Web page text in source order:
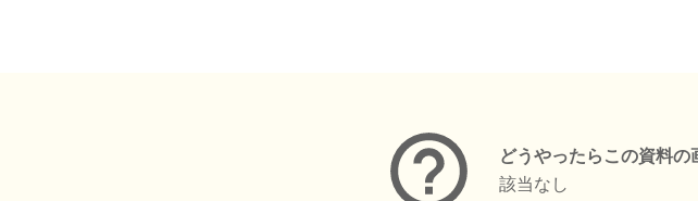
どうやったらこの資料の
該当なし